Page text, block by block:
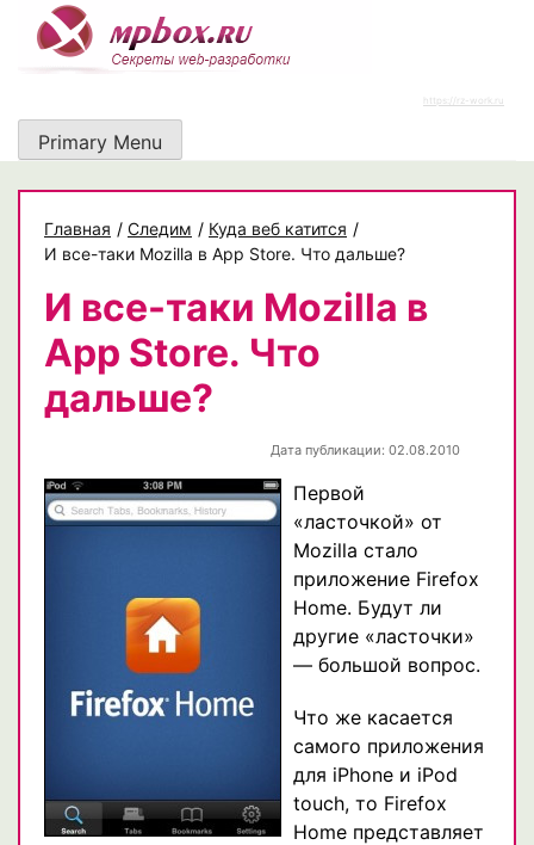
content
https://rz-work.ru
Primary Menu
Главная / Следим / Куда веб катится /
И все-таки Mozilla в App Store. Что дальше?
И все-таки Mozilla в
App Store. Что
дальше?
Дата публикации: 02.08.2010
Первой
«ласточкой» от
Mozilla стало
приложение Firefox
Home. Будут ли
другие «ласточки»
— большой вопрос.
Что же касается
самого приложения
для iPhone и iPod
touch, то Firefox
Home представляет